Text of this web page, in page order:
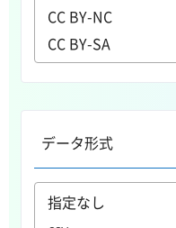
データ形式